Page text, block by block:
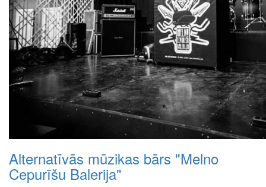
Alternatīvās mūzikas bārs "Melno
Cepurīšu Balerija"